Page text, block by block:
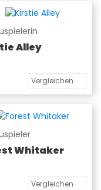
Alley
Vergleichen
Whitaker
Vergleichen